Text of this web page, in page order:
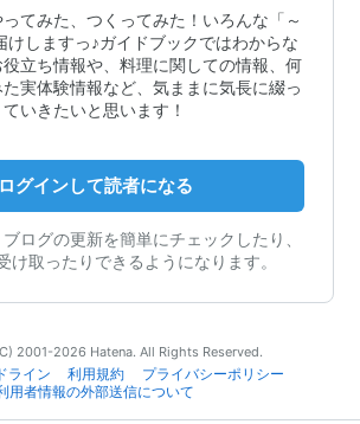
てみた、つくってみた！いろんな「～
けしますっ♪ガイドブックではわからな
立ち情報や、料理に関しての情報、何
実体験情報など、気ままに気長に綴っ
ていきたいと思います！
ログインして読者になる
ログの更新を簡単にチェックしたり、
け取ったりできるようになります。
2001-2026 Hatena. All Rights Reserved.
ライン 利用規約
プライバシーポリシー
用者情報の外部送信について